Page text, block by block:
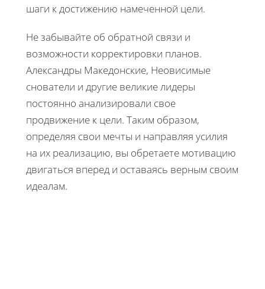
шаги к достижению намеченной цели.
Не забывайте об обратной связи и
возможности корректировки планов.
Александры Македонские, Неовисимые
снователи и другие великие лидеры
постоянно анализировали свое
продвижение к цели. Таким образом,
определяя свои мечты и направляя усилия
на их реализацию, вы обретаете мотивацию
двигаться вперед и оставаясь верным своим
идеалам.